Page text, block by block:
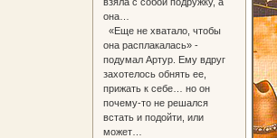
она…
«Еще не хватало, чтобы
она расплакалась» -
подумал Артур. Ему вдруг
захотелось обнять ее,
прижать к себе… но он
почему-то не решался
встать и подойти, или
может…